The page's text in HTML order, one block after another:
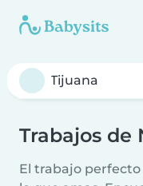
Trabajos de
El trabajo